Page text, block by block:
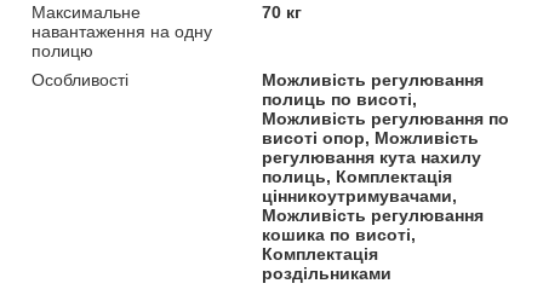
Максимальне
навантаження на одну
полицю
70 кг
Особливості
Можливість регулювання
полиць по висоті,
Можливість регулювання по
висоті опор, Можливість
регулювання кута нахилу
полиць, Комплектація
цінникоутримувачами,
Можливість регулювання
кошика по висоті,
Комплектація
роздільниками